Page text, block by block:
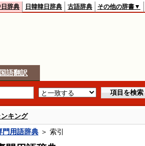
日辞典 日韓韓日辞典 古語辞典 その他の辞書▼
語翻訳
ンキング
門用語辞典 ＞ 索引